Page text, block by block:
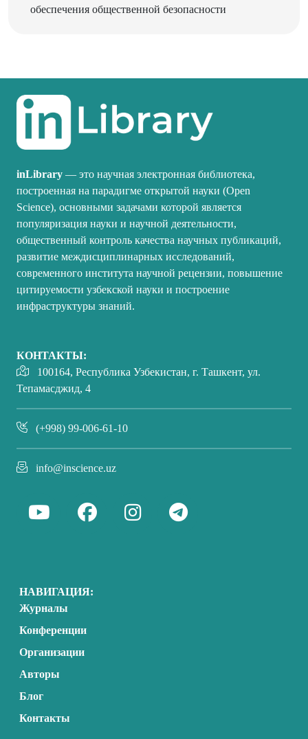
inLibrary — это научная электронная библиотека,
построенная на парадигме открытой науки (Open
Science), основными задачами которой является
популяризация науки и научной деятельности,
общественный контроль качества научных публикаций,
развитие междисциплинарных исследований,
современного института научной рецензии, повышение
цитируемости узбекской науки и построение
инфраструктуры знаний.
КОНТАКТЫ:
100164, Республика Узбекистан, г. Ташкент, ул.
Тепамасджид, 4
(+998) 99-006-61-10
info@inscience.uz
НАВИГАЦИЯ:
Журналы
Конференции
Организации
Авторы
Блог
Контакты